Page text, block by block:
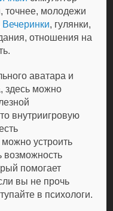
точнее, молодежи
Вечеринки, гулянки,
отношения на
аватара и
здесь можно
внутриигровую
можно устроить
возможность
помогает
вы не прочь
в психологи.